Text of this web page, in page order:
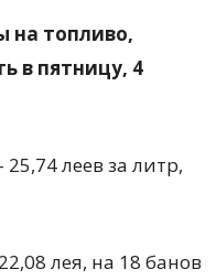
на топливо,
в пятницу, 4
леев за литр,
лея, на 18 банов